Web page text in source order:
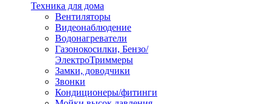
Техника для дома
Вентиляторы
Видеонаблюдение
Водонагреватели
Газонокосилки, Бензо/
ЭлектроТриммеры
Замки, доводчики
Звонки
Кондиционеры/фитинги